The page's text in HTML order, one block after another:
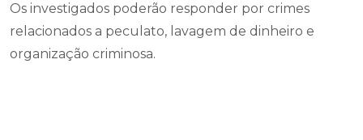
Os investigados poderão responder por crimes
relacionados a peculato, lavagem de dinheiro e
organização criminosa.